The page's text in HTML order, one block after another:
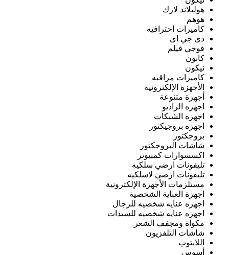
هوليلاند لارك
هوهم
كاميرات احترافيه
دى جي اى
فوجي فيلم
كانون
نيكون
كاميرات مراقبه
الأجهزة الإلكترونية
أجهزة متنوعة
اجهزه الراديو
اجهزه الشبكات
اجهزه بروجيكتور
بروجكتور
شاشات البروجكتور
اكسسوارات كمبيوتر
تليفونات ارضي سلكيه
تليفونات ارضي لاسلكيه
مستلزمات الأجهزة الإلكترونية
اجهزة العناية الشخصية
اجهزه عنايه شخصيه للرجال
اجهزه عنايه شخصيه للسيدات
مكواة ومجفف الشعر
شاشات التلفزيون
اللابتوب
أسوس